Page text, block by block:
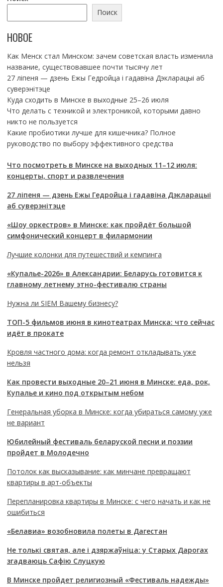
Поиск
НОВОЕ
Как Менск стал Минском: зачем советская власть изменила
название, существовавшее почти тысячу лет
27 ліпеня — дзень Ежы Гедройца і гадавіна Дэкларацыі аб
суверэнітэце
Куда сходить в Минске в выходные 25–26 июля
Что делать с техникой и электроникой, которыми давно
никто не пользуется
Какие пробиотики лучше для кишечника? Полное
руководство по выбору эффективного средства
Что посмотреть в Минске на выходных 11–12 июля:
концерты, спорт и развлечения
27 ліпеня — дзень Ежы Гедройца і гадавіна Дэкларацыі
аб суверэнітэце
«Шоу оркестров» в Минске: как пройдёт большой
симфонический концерт в филармонии
Лучшие колонки для путешествий и кемпинга
«Купалье-2026» в Александрии: Беларусь готовится к
главному летнему этно-фестивалю страны
Нужна ли SIEM Вашему бизнесу?
ТОП-5 фильмов июня в кинотеатрах Минска: что сейчас
идёт в прокате
Кровля частного дома: когда ремонт откладывать уже
нельзя
Как провести выходные 20–21 июня в Минске: еда, рок,
Купалье и кино под открытым небом
Генеральная уборка в Минске: когда убираться самому уже
не вариант
Юбилейный фестиваль беларуской песни и поэзии
пройдет в Молодечно
Потолок как высказывание: как минчане превращают
квартиры в арт-объекты
Перепланировка квартиры в Минске: с чего начать и как не
ошибиться
«Белавиа» возобновила полеты в Дагестан
Не толькі святая, але і дзяржаўніца: у Старых Дарогах
згадваюць Сафію Слуцкую
В Минске пройдет религиозный «Фестиваль надежды»